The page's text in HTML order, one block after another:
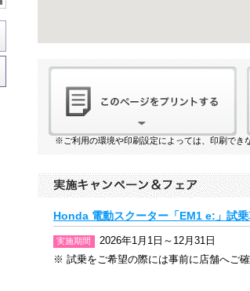
※ご利用の環境や印刷設定によっては、印刷でき
Honda 電動スクーター「EM1 e:」試
実施期間
2026年1月1日～12月31日
※ 試乗をご希望の際には事前に店舗へご確